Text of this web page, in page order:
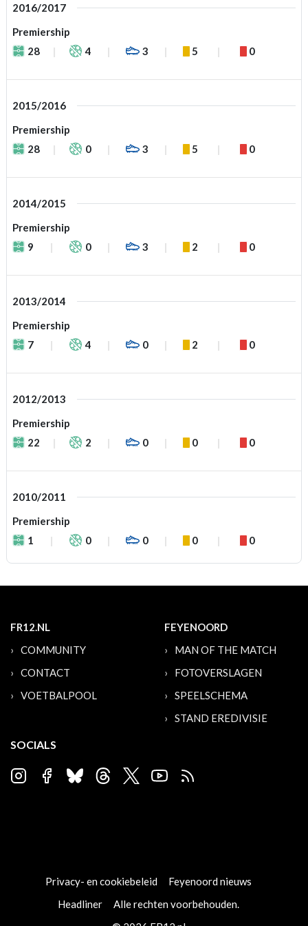
2016/2017
Premiership
28
4 3 5 0
2015/2016
Premiership
28
0 3 5 0
2014/2015
Premiership
9
0 3 2 0
2013/2014
Premiership
7
4 0 2 0
2012/2013
Premiership
22
2 0 0 0
2010/2011
Premiership
1
0 0 0 0
FR12.NL
COMMUNITY
CONTACT
VOETBALPOOL
FEYENOORD
MAN OF THE MATCH
FOTOVERSLAGEN
SPEELSCHEMA
STAND EREDIVISIE
SOCIALS
Privacy- en cookiebeleid
Feyenoord nieuws
Headliner
Alle rechten voorbehouden.